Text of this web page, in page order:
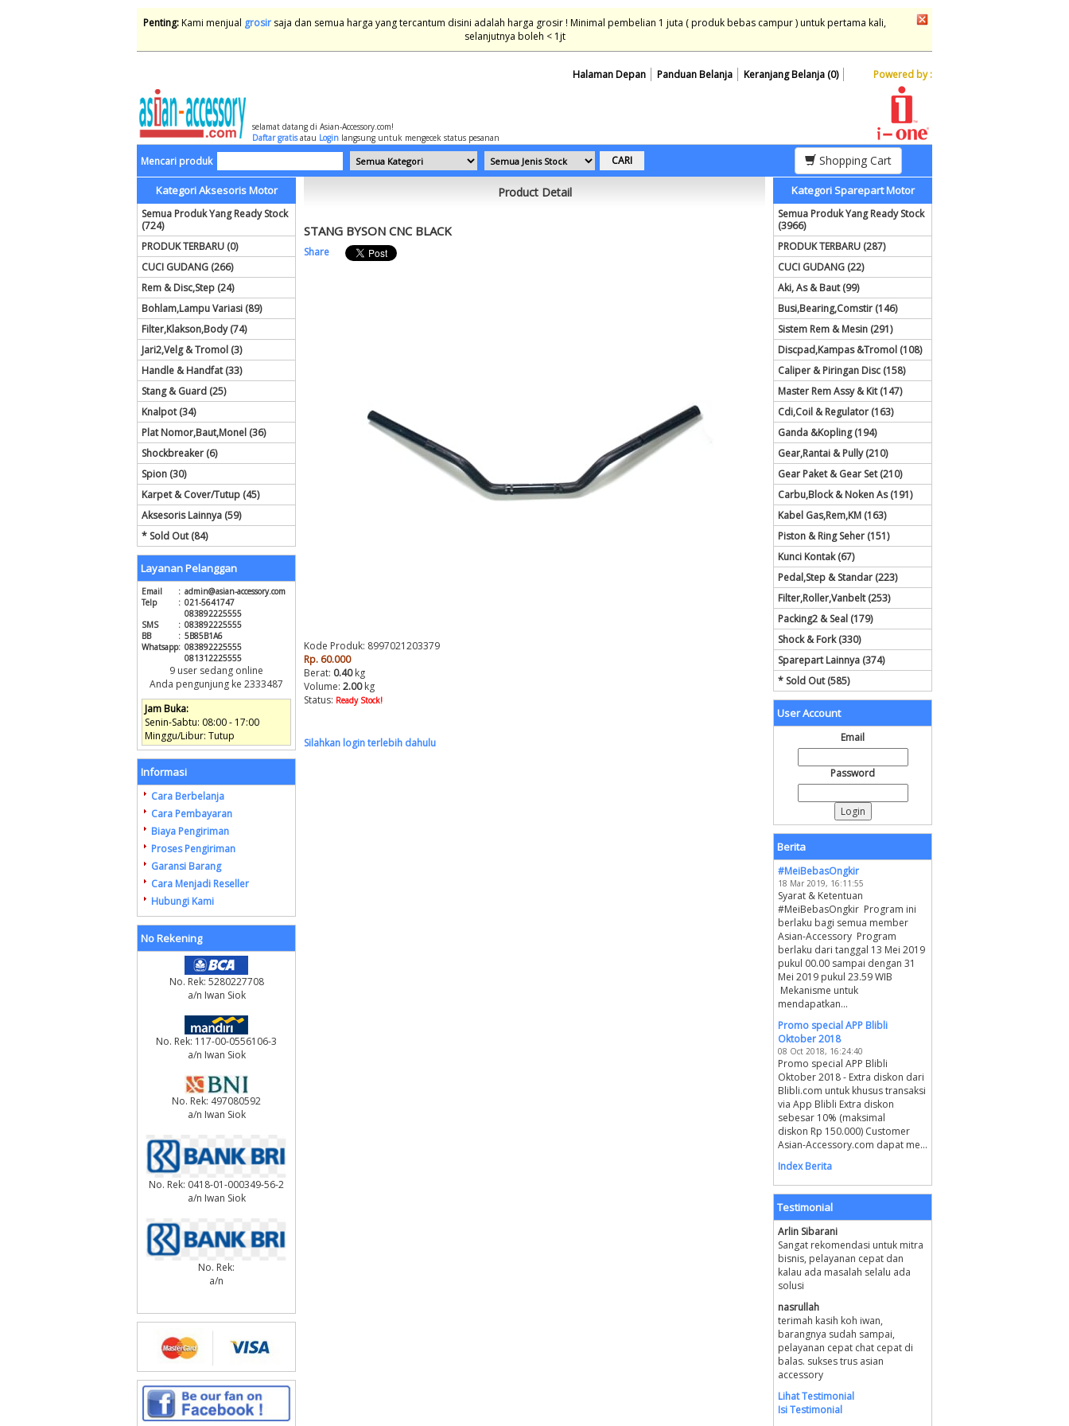
Penting:Kami menjual grosir saja dan semua harga yang tercantum disini adalah harga grosir ! Minimal pembelian 1 juta ( produk bebas campur ) untuk pertama kali,
selanjutnya boleh < 1jt
Keranjang Belanja (0)
Panduan Belanja
Halaman Depan Powered by :
selamat datang di Asian-Accessory.com!
Daftar gratisatau Login langsung untuk mengecek status pesanan
Mencari produk Shopping Cart
Kategori Aksesoris Motor
Semua Produk Yang Ready Stock
(724)
PRODUK TERBARU (0)
CUCI GUDANG (266)
Rem & Disc,Step (24)
Bohlam,Lampu Variasi (89)
Filter,Klakson,Body (74)
Jari2,Velg & Tromol (3)
Handle & Handfat (33)
Stang & Guard (25)
Knalpot (34)
Plat Nomor,Baut,Monel (36)
Shockbreaker (6)
Spion (30)
Karpet & Cover/Tutup (45)
Aksesoris Lainnya (59)
* Sold Out (84)
Layanan Pelanggan
Email : admin@asian-accessory.com
Telp
: 021-5641747
083892225555
SMS
: 083892225555
BB
: 5B85B1A6
Whatsapp: 083892225555
081312225555
9 user sedang online
Anda pengunjung ke 2333487
Jam Buka:
Senin-Sabtu: 08:00 - 17:00
Minggu/Libur: Tutup
Informasi
Cara Berbelanja
Cara Pembayaran
Biaya Pengiriman
Proses Pengiriman
Garansi Barang
Cara Menjadi Reseller
Hubungi Kami
No Rekening
No. Rek: 5280227708
a/n Iwan Siok
No. Rek: 117-00-0556106-3
a/n Iwan Siok
No. Rek: 497080592
a/n Iwan Siok
No. Rek: 0418-01-000349-56-2
a/n Iwan Siok
No. Rek:
a/n
Product Detail
STANG BYSON CNC BLACK
Share
Kode Produk: 8997021203379
Rp. 60.000
Berat: 0.40kg
Volume: 2.00kg
Status: Ready Stock!
Silahkan login terlebih dahulu
Kategori Sparepart Motor
Semua Produk Yang Ready Stock
(3966)
PRODUK TERBARU (287)
CUCI GUDANG (22)
Aki, As & Baut (99)
Busi,Bearing,Comstir (146)
Sistem Rem & Mesin (291)
Discpad,Kampas &Tromol (108)
Caliper & Piringan Disc (158)
Master Rem Assy & Kit (147)
Cdi,Coil & Regulator (163)
Ganda &Kopling (194)
Gear,Rantai & Pully (210)
Gear Paket & Gear Set (210)
Carbu,Block & Noken As (191)
Kabel Gas,Rem,KM (163)
Piston & Ring Seher (151)
Kunci Kontak (67)
Pedal,Step & Standar (223)
Filter,Roller,Vanbelt (253)
Packing2 & Seal (179)
Shock & Fork (330)
Sparepart Lainnya (374)
* Sold Out (585)
User Account
Email
Password
Berita
#MeiBebasOngkir
18 Mar 2019, 16:11:55
Syarat & Ketentuan
#MeiBebasOngkir Program ini
berlaku bagi semua member
Asian-Accessory Program
berlaku dari tanggal 13 Mei 2019
pukul 00.00 sampai dengan 31
Mei 2019 pukul 23.59 WIB
Mekanisme untuk
mendapatkan...
Promo special APP Blibli
Oktober 2018
08 Oct 2018, 16:24:40
Promo special APP Blibli
Oktober 2018 - Extra diskon dari
Blibli.com untuk khusus transaksi
via App Blibli Extra diskon
sebesar 10% (maksimal
diskon Rp 150.000) Customer
Asian-Accessory.com dapat me...
Index Berita
Testimonial
Arlin Sibarani
Sangat rekomendasi untuk mitra
bisnis, pelayanan cepat dan
kalau ada masalah selalu ada
solusi
nasrullah
terimah kasih koh iwan,
barangnya sudah sampai,
pelayanan cepat chat cepat di
balas. sukses trus asian
accessory
Lihat Testimonial
Isi Testimonial